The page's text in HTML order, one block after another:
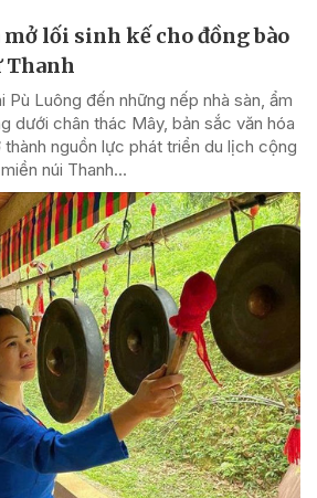
mở lối sinh kế cho đồng bào
Thanh
Pù Luông đến những nếp nhà sàn, ẩm
dưới chân thác Mây, bản sắc văn hóa
nguồn lực phát triển du lịch cộng
núi Thanh...